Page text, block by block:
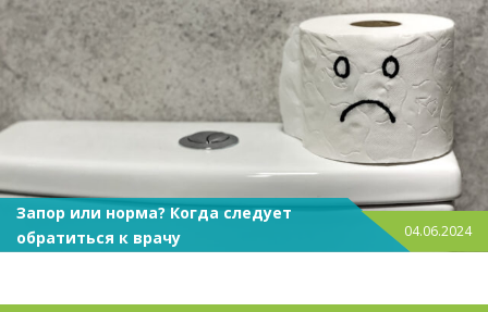
Запор или норма? Когда следует
обратиться к врачу
04.06.2024